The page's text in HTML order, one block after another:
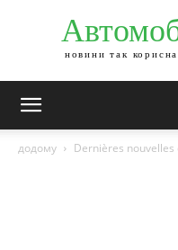
новини так
додому Dernières nouvelles